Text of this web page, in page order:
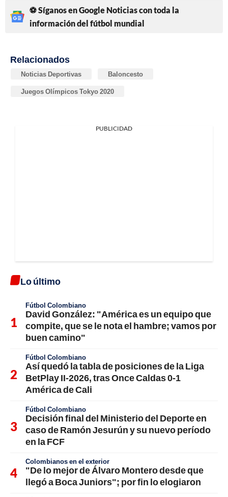
⚽ Síganos en Google Noticias con toda la
información del fútbol mundial
Relacionados
Noticias Deportivas Baloncesto
Juegos Olímpicos Tokyo 2020
PUBLICIDAD
Lo último
Fútbol Colombiano
David González: "América es un equipo que
compite, que se le nota el hambre; vamos por
buen camino"
Fútbol Colombiano
Así quedó la tabla de posiciones de la Liga
BetPlay II-2026, tras Once Caldas 0-1
América de Cali
Fútbol Colombiano
Decisión final del Ministerio del Deporte en
caso de Ramón Jesurún y su nuevo período
en la FCF
Colombianos en el exterior
"De lo mejor de Álvaro Montero desde que
llegó a Boca Juniors"; por fin lo elogiaron